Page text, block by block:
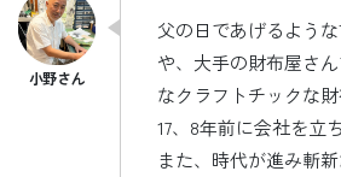
父の日であげるよう
や、大手の財布屋さ
なクラフトチックな財
17、8年前に会社を立
また、時代が進み斬